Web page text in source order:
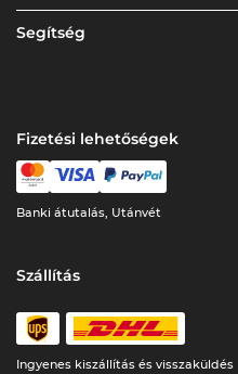
Segítség
Fizetési lehetőségek
Banki átutalás, Utánvét
Szállítás
Ingyenes kiszállítás és visszaküldés